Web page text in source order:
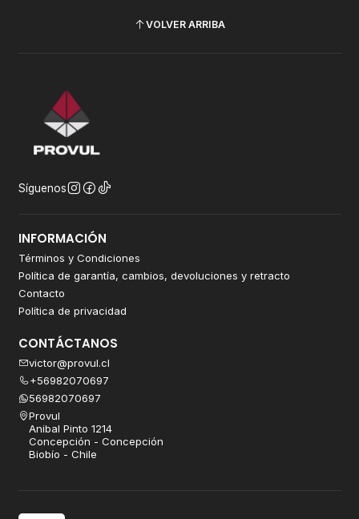
VOLVER ARRIBA
Síguenos
INFORMACIÓN
Términos y Condiciones
Política de garantía, cambios, devoluciones y retracto
Contacto
Política de privacidad
CONTÁCTANOS
victor@provul.cl
+56982070697
56982070697
Provul
Anibal Pinto 1214
Concepción - Concepción
Biobío - Chile